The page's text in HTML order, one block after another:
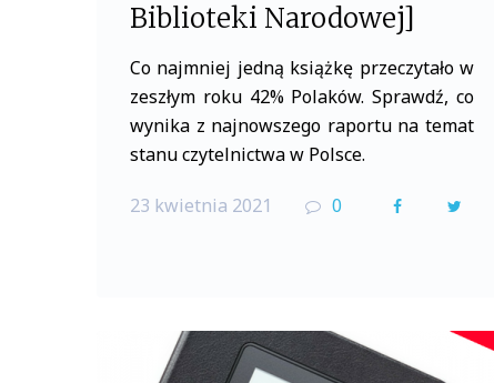
Biblioteki Narodowej]
Co najmniej jedną książkę przeczytało w
zeszłym roku 42% Polaków. Sprawdź, co
wynika z najnowszego raportu na temat
stanu czytelnictwa w Polsce.
23 kwietnia 2021 0
F
b